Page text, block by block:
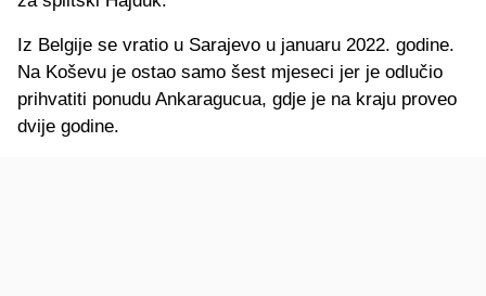
Iz Belgije se vratio u Sarajevo u januaru 2022. godine.
Na Koševu je ostao samo šest mjeseci jer je odlučio
prihvatiti ponudu Ankaragucua, gdje je na kraju proveo
dvije godine.